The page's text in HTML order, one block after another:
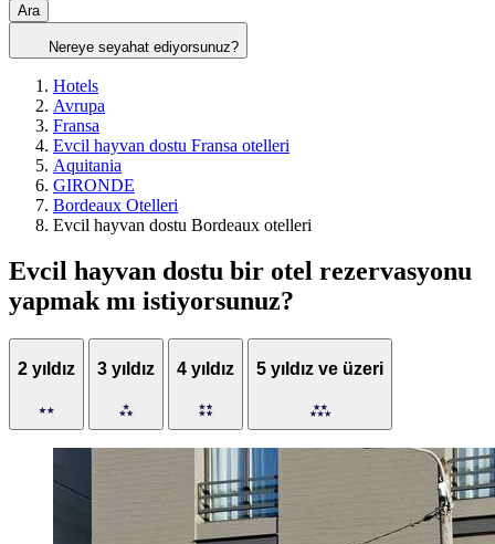
Ara
Nereye seyahat ediyorsunuz?
Hotels
Avrupa
Fransa
Evcil hayvan dostu Fransa otelleri
Aquitania
GIRONDE
Bordeaux Otelleri
Evcil hayvan dostu Bordeaux otelleri
Evcil hayvan dostu bir otel rezervasyonu
yapmak mı istiyorsunuz?
2 yıldız 3 yıldız 4 yıldız 5 yıldız ve üzeri